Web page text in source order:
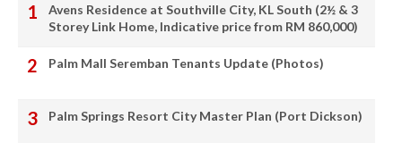
Avens Residence at Southville City, KL South (2½ & 3
Storey Link Home, Indicative price from RM 860,000)
Palm Mall Seremban Tenants Update (Photos)
Palm Springs Resort City Master Plan (Port Dickson)